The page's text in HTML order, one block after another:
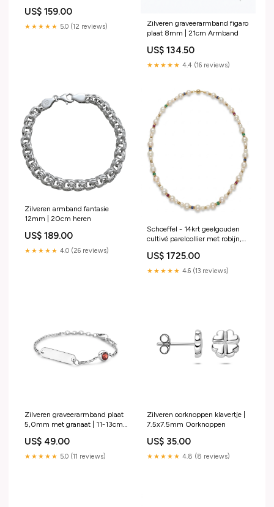
US$ 159.00
★★★★★ 5.0 (12 reviews)
Zilveren graveerarmband figaro
plaat 8mm | 21cm Armband
US$ 134.50
★★★★★ 4.4 (16 reviews)
Zilveren armband fantasie
12mm | 20cm heren
US$ 189.00
★★★★★ 4.0 (26 reviews)
Schoeffel - 14krt geelgouden
cultivé parelcollier met robijn,
45cm - 5-8mm heren
US$ 1725.00
★★★★★ 4.6 (13 reviews)
Zilveren graveerarmband plaat
5,0mm met granaat | 11-13cm
US$ 49.00
★★★★★ 5.0 (11 reviews)
Zilveren oorknoppen klavertje |
7.5x7.5mm Oorknoppen
US$ 35.00
★★★★★ 4.8 (8 reviews)